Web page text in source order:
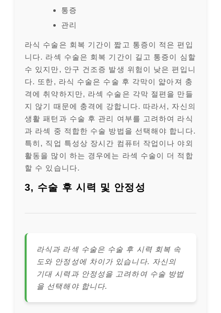
통증
관리
라식 수술은 회복 기간이 짧고 통증이 적은 편입
니다. 라섹 수술은 회복 기간이 길고 통증이 심할
수 있지만, 안구 건조증 발생 위험이 낮은 편입니
다. 또한, 라식 수술은 수술 후 각막이 얇아져 충
격에 취약하지만, 라섹 수술은 각막 절편을 만들
지 않기 때문에 충격에 강합니다. 따라서, 자신의
생활 패턴과 수술 후 관리 여부를 고려하여 라식
과 라섹 중 적합한 수술 방법을 선택해야 합니다.
특히, 직업 특성상 장시간 컴퓨터 작업이나 야외
활동을 많이 하는 경우에는 라섹 수술이 더 적합
할 수 있습니다.
3, 수술 후 시력 및 안정성
라식과 라섹 수술은 수술 후 시력 회복 속
도와 안정성에 차이가 있습니다. 자신의
기대 시력과 안정성을 고려하여 수술 방법
을 선택해야 합니다.